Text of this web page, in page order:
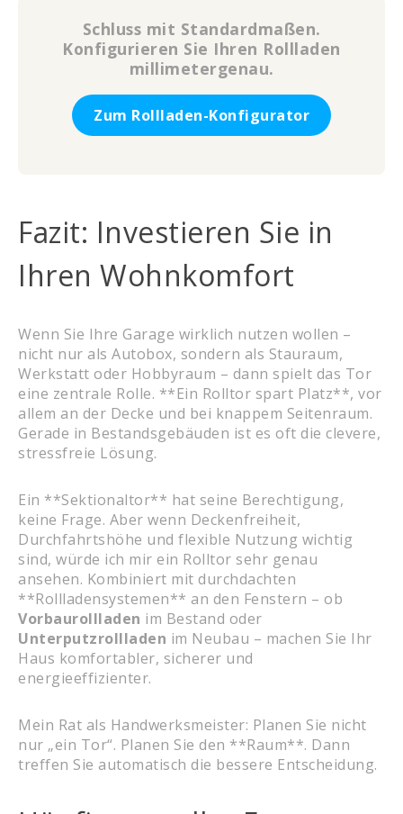
Schluss mit Standardmaßen.
Konfigurieren Sie Ihren Rollladen
millimetergenau.
Zum Rollladen-Konfigurator
Fazit: Investieren Sie in
Ihren Wohnkomfort
Wenn Sie Ihre Garage wirklich nutzen wollen –
nicht nur als Autobox, sondern als Stauraum,
Werkstatt oder Hobbyraum – dann spielt das Tor
eine zentrale Rolle. **Ein Rolltor spart Platz**, vor
allem an der Decke und bei knappem Seitenraum.
Gerade in Bestandsgebäuden ist es oft die clevere,
stressfreie Lösung.
Ein **Sektionaltor** hat seine Berechtigung,
keine Frage. Aber wenn Deckenfreiheit,
Durchfahrtshöhe und flexible Nutzung wichtig
sind, würde ich mir ein Rolltor sehr genau
ansehen. Kombiniert mit durchdachten
**Rollladensystemen** an den Fenstern – ob
Vorbaurollladen im Bestand oder
Unterputzrollladen im Neubau – machen Sie Ihr
Haus komfortabler, sicherer und
energieeffizienter.
Mein Rat als Handwerksmeister: Planen Sie nicht
nur „ein Tor“. Planen Sie den **Raum**. Dann
treffen Sie automatisch die bessere Entscheidung.